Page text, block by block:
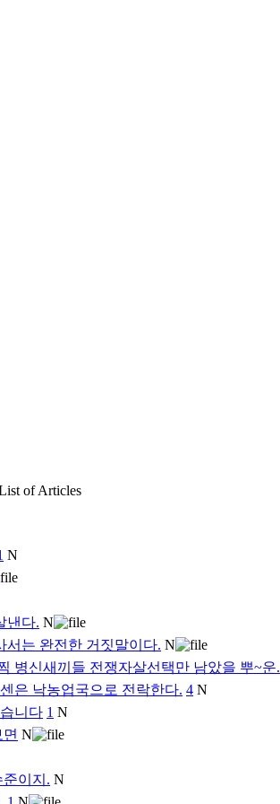
of Articles
N
낸다. N
서는 완전한 거짓말이다. N
병신새끼들 전쟁자살선택만 남았을 뿌~운.
은 낙농업국으로 전락한다. 4 N
니다 1 N
N
이지. N